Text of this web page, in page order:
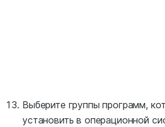
Выберите группы программ,
установить в операционной